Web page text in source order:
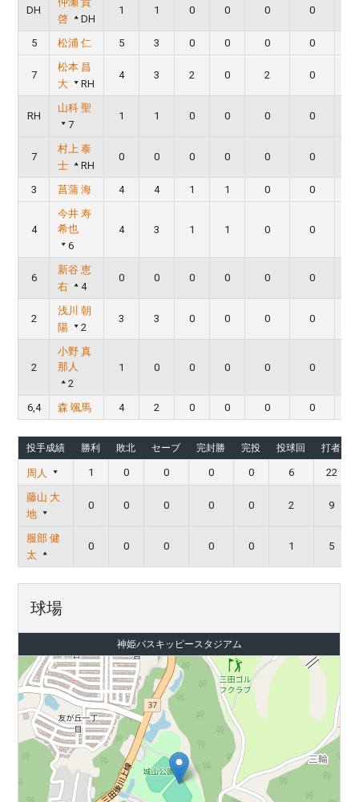
DH
啓
DH
1 1 0 0 0 0
5 松浦 仁 5 3 0 0 0 0
7
松本 昌
大
RH
4 3 2 0 2 0
RH
山科 聖
7
1 1 0 0 0 0
7
村上 泰
士
RH
0 0 0 0 0 0
3 菖蒲 海 4 4 1 1 0 0
4
今井 寿
希也
6
4 3 1 1 0 0
6
新谷 恵
右
4
0 0 0 0 0 0
2
浅川 朝
陽
2
3 3 0 0 0 0
2
小野 真
那人
2
1 0 0 0 0 0
6,4 森 颯馬 4 2 0 0 0 0
投手成績 勝利 敗北 セーブ 完封勝 完投 投球回 打者
周人 1 0 0 0 0 6 22
藤山 大
地
0 0 0 0 0 2 9
服部 健
太
0 0 0 0 0 1 5
球場
神姫バスキッピースタジアム